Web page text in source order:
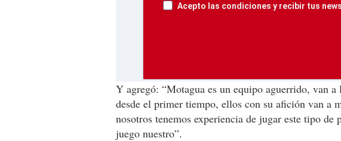
Acepto las condiciones y recibir tus
Y agregó: “Motagua es un equipo aguerrido, van
desde el primer tiempo, ellos con su afición van a
nosotros tenemos experiencia de jugar este tipo de
juego nuestro”.